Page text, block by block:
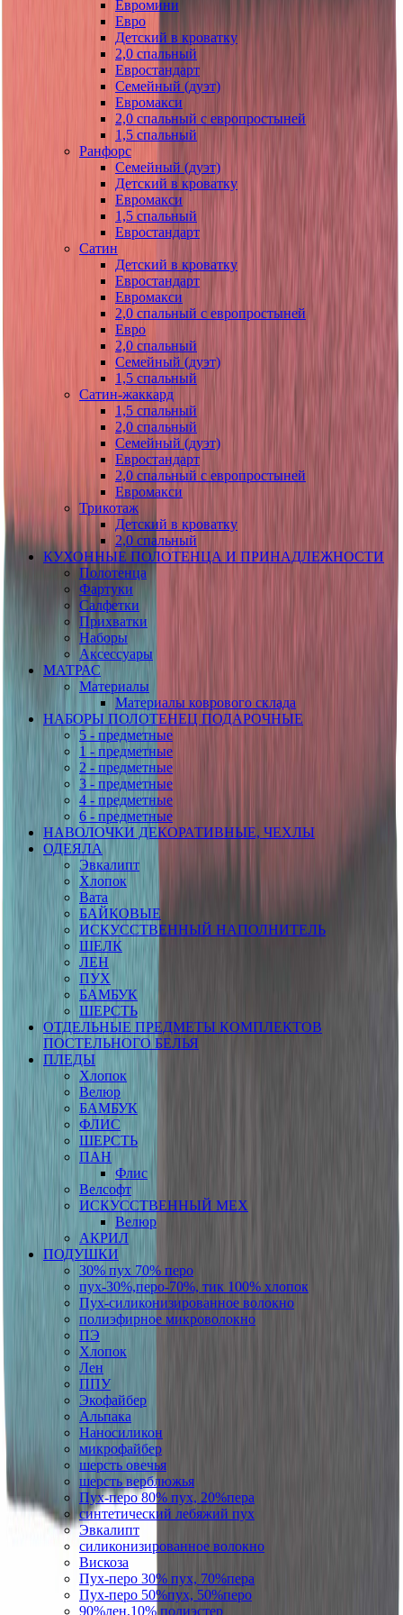
Евромини
Евро
Детский в кроватку
2,0 спальный
Евростандарт
Семейный (дуэт)
Евромакси
2,0 спальный с европростыней
1,5 спальный
Ранфорс
Семейный (дуэт)
Детский в кроватку
Евромакси
1,5 спальный
Евростандарт
Сатин
Детский в кроватку
Евростандарт
Евромакси
2,0 спальный с европростыней
Евро
2,0 спальный
Семейный (дуэт)
1,5 спальный
Сатин-жаккард
1,5 спальный
2,0 спальный
Семейный (дуэт)
Евростандарт
2,0 спальный с европростыней
Евромакси
Трикотаж
Детский в кроватку
2,0 спальный
КУХОННЫЕ ПОЛОТЕНЦА И ПРИНАДЛЕЖНОСТИ
Полотенца
Фартуки
Салфетки
Прихватки
Наборы
Аксессуары
МАТРАС
Материалы
Материалы коврового склада
НАБОРЫ ПОЛОТЕНЕЦ ПОДАРОЧНЫЕ
5 - предметные
1 - предметные
2 - предметные
3 - предметные
4 - предметные
6 - предметные
НАВОЛОЧКИ ДЕКОРАТИВНЫЕ, ЧЕХЛЫ
ОДЕЯЛА
Эвкалипт
Хлопок
Вата
БАЙКОВЫЕ
ИСКУССТВЕННЫЙ НАПОЛНИТЕЛЬ
ШЕЛК
ЛЕН
ПУХ
БАМБУК
ШЕРСТЬ
ОТДЕЛЬНЫЕ ПРЕДМЕТЫ КОМПЛЕКТОВ
ПОСТЕЛЬНОГО БЕЛЬЯ
ПЛЕДЫ
Хлопок
Велюр
БАМБУК
ФЛИС
ШЕРСТЬ
ПАН
Флис
Велсофт
ИСКУССТВЕННЫЙ МЕХ
Велюр
АКРИЛ
ПОДУШКИ
30% пух 70% перо
пух-30%,перо-70%, тик 100% хлопок
Пух-силиконизированное волокно
полиэфирное микроволокно
ПЭ
Хлопок
Лен
ППУ
Экофайбер
Альпака
Наносиликон
микрофайбер
шерсть овечья
шерсть верблюжья
Пух-перо 80% пух, 20%пера
синтетический лебяжий пух
Эвкалипт
силиконизированное волокно
Вискоза
Пух-перо 30% пух, 70%пера
Пух-перо 50%пух, 50%перо
90%лен,10% полиэстер